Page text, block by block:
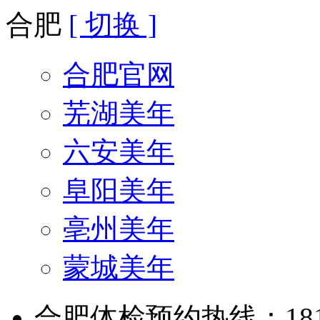
合肥 [ 切换 ]
合肥官网
芜湖美年
六安美年
阜阳美年
亳州美年
蒙城美年